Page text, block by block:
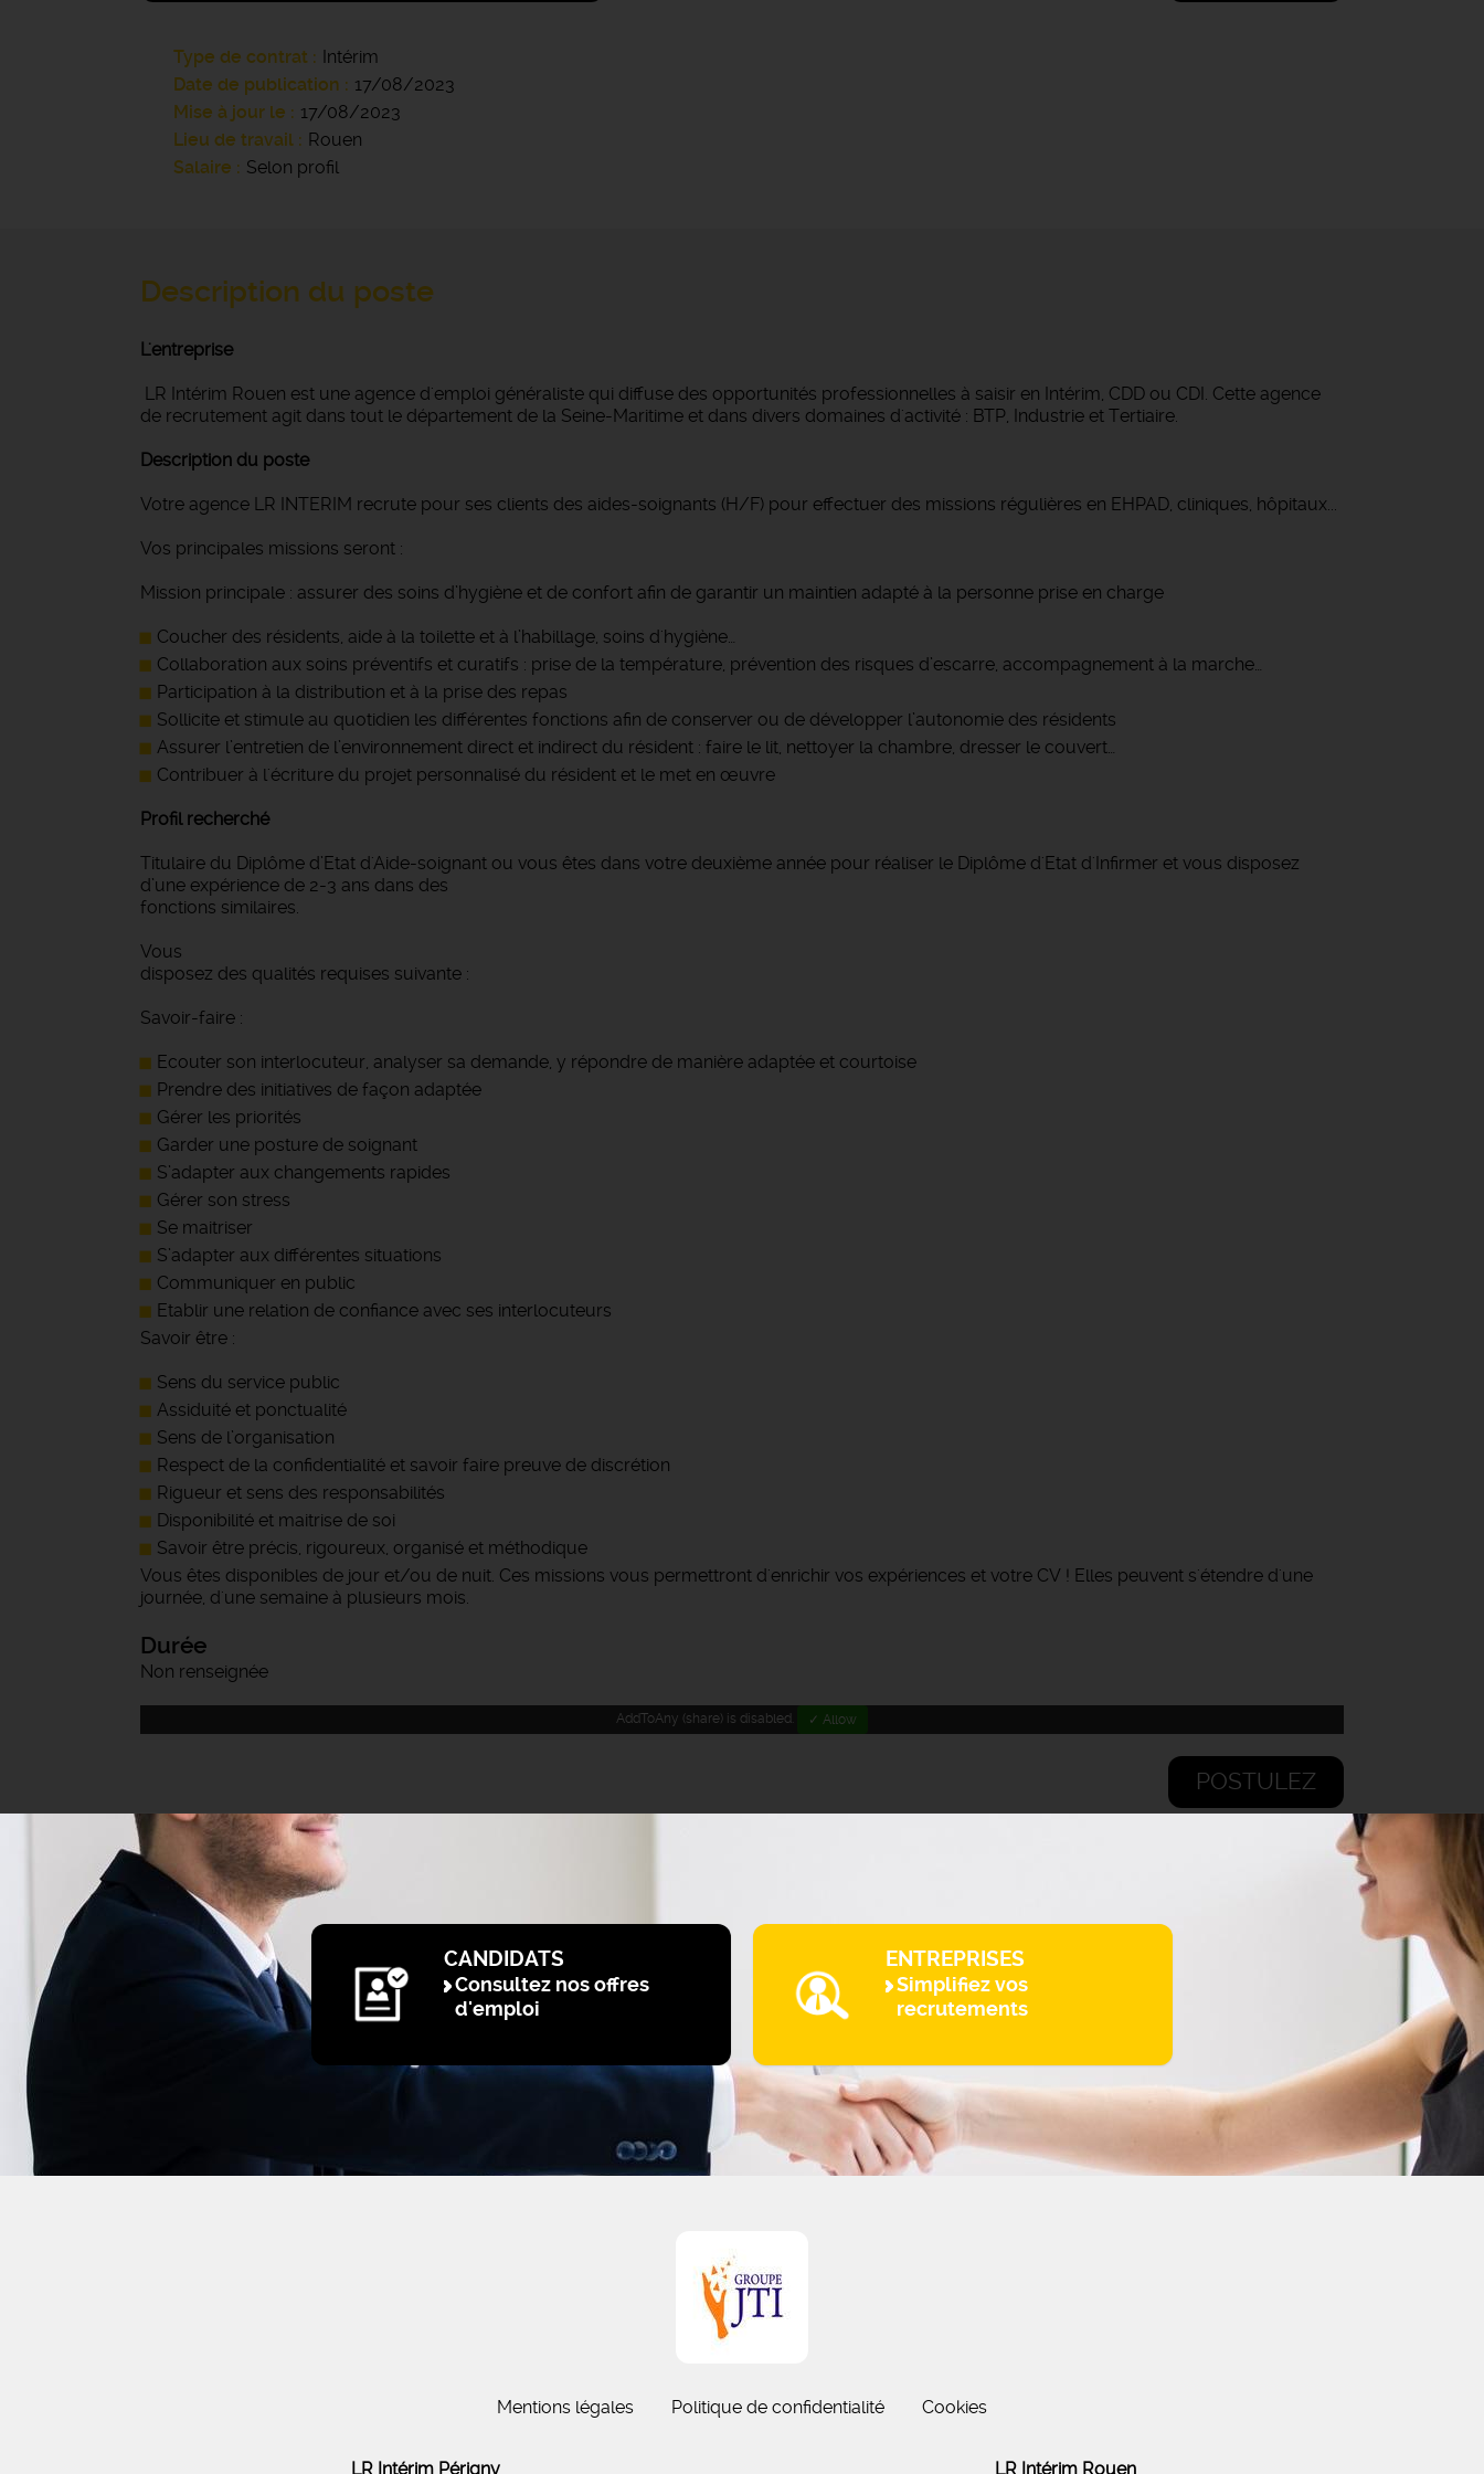
Type de contrat
Intérim
Date de publication
17/08/2023
Mise à jour le
17/08/2023
Lieu de travail
Rouen
Salaire
Selon profil
Description du poste
L'entreprise
LR Intérim Rouen est une agence d'emploi généraliste qui diffuse des opportunités professionnelles à saisir en Intérim, CDD ou CDI. Cette agence
de recrutement agit dans tout le département de la Seine-Maritime et dans divers domaines d'activité : BTP, Industrie et Tertiaire.
Description du poste
Votre agence LR INTERIM recrute pour ses clients des aides-soignants (H/F) pour effectuer des missions régulières en EHPAD, cliniques, hôpitaux...
Vos principales missions seront :
Mission principale : assurer des soins d’hygiène et de confort afin de garantir un maintien adapté à la personne prise en charge
Coucher des résidents, aide à la toilette et à l’habillage, soins d'hygiène…
Collaboration aux soins préventifs et curatifs : prise de la température, prévention des risques d’escarre, accompagnement à la marche…
Participation à la distribution et à la prise des repas
Sollicite et stimule au quotidien les différentes fonctions afin de conserver ou de développer l’autonomie des résidents
Assurer l’entretien de l’environnement direct et indirect du résident : faire le lit, nettoyer la chambre, dresser le couvert…
Contribuer à l'écriture du projet personnalisé du résident et le met en œuvre
Profil recherché
Titulaire du Diplôme d’Etat d'Aide-soignant ou vous êtes dans votre deuxième année pour réaliser le Diplôme d'Etat d'Infirmer et vous disposez
d’une expérience de 2-3 ans dans des
fonctions similaires.
Vous
disposez des qualités requises suivante :
Savoir-faire :
Ecouter son interlocuteur, analyser sa demande, y répondre de manière adaptée et courtoise
Prendre des initiatives de façon adaptée
Gérer les priorités
Garder une posture de soignant
S’adapter aux changements rapides
Gérer son stress
Se maitriser
S’adapter aux différentes situations
Communiquer en public
Etablir une relation de confiance avec ses interlocuteurs
Savoir être :
Sens du service public
Assiduité et ponctualité
Sens de l’organisation
Respect de la confidentialité et savoir faire preuve de discrétion
Rigueur et sens des responsabilités
Disponibilité et maitrise de soi
Savoir être précis, rigoureux, organisé et méthodique
Vous êtes disponibles de jour et/ou de nuit. Ces missions vous permettront d'enrichir vos expériences et votre CV ! Elles peuvent s'étendre d'une
journée, d'une semaine à plusieurs mois.
Durée
Non renseignée
AddToAny (share) is disabled. ✓ Allow
POSTULEZ
CANDIDATS
Consultez nos offres
d'emploi
ENTREPRISES
Simplifiez vos
recrutements
Mentions légales Politique de confidentialité Cookies
LR Intérim Périgny LR Intérim Rouen